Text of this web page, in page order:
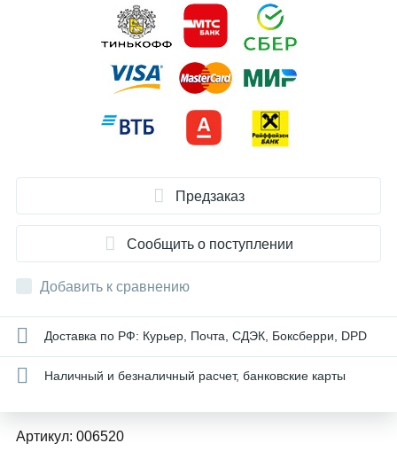
Предзаказ
Сообщить о поступлении
Добавить к сравнению
Доставка по РФ: Курьер, Почта, СДЭК, Боксберри, DPD
Наличный и безналичный расчет, банковские карты
Артикул: 006520